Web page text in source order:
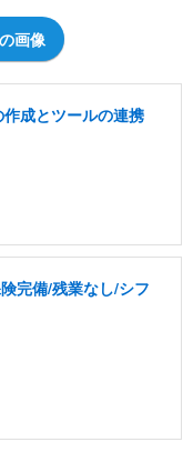
画像
成とツールの連携
完備/残業なし/シフ